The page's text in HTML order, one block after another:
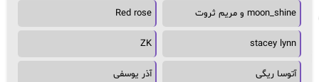
moon_shine و مریم ثروت Red rose
stacey lynn
ZK
آتوسا ریگی آذر یوسفی